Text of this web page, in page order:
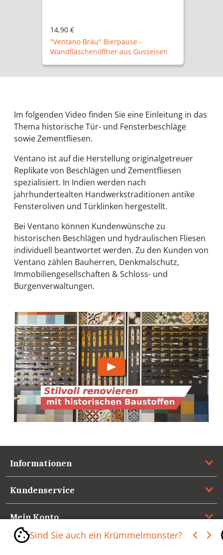
14,90 €
"Ventano Bräu" Bierpause -
Wandflaschenöffner aus Gusseisen
Im folgenden Video finden Sie eine Einleitung in das
Thema historische Tür- und Fensterbeschläge
sowie Zementfliesen.
Ventano ist auf die Herstellung originalgetreuer
Replikate von Beschlägen und Zementfliesen
spezialisiert. In Indien werden nach
jahrhundertealten Handwerkstraditionen antike
Fensteroliven und Türklinken hergestellt.
Bei Ventano können Kundenwünsche zu
historischen Beschlägen und hydraulischen Fliesen
individuell beantwortet werden. Zu den Kunden von
Ventano zählen Bauherren, Denkmalschutz,
Immobiliengesellschaften & Schloss- und
Burgenverwaltungen.
Informationen
Kundenservice
Mein Konto
Referenzen
Sind Sie auch ein Krümmelmonster?